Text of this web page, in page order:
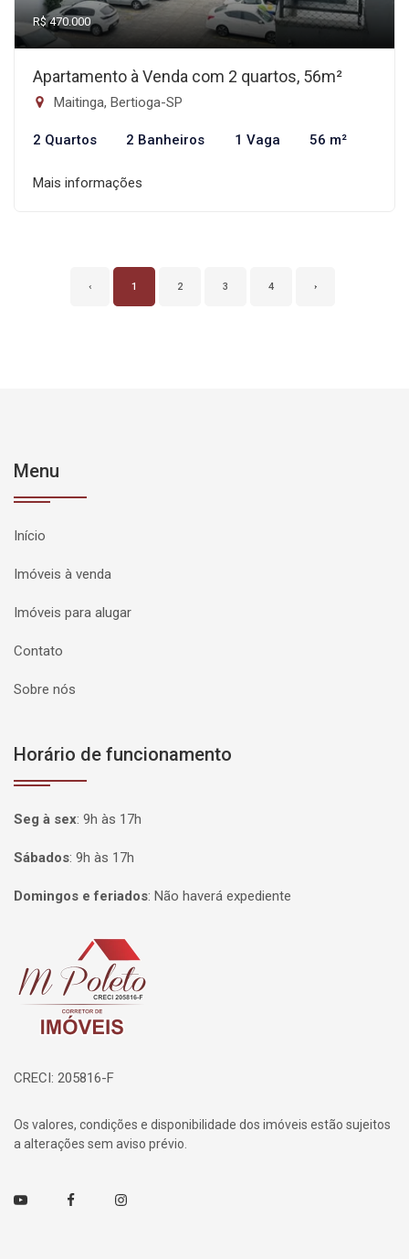
R$ 470.000
Apartamento à Venda com 2 quartos, 56m²
Maitinga, Bertioga-SP
2 Quartos 2 Banheiros 1 Vaga 56 m²
Mais informações
‹ 1 2 3 4 ›
Menu
Início
Imóveis à venda
Imóveis para alugar
Contato
Sobre nós
Horário de funcionamento
Seg à sex: 9h às 17h
Sábados: 9h às 17h
Domingos e feriados: Não haverá expediente
Página inicial
CRECI: 205816-F
Os valores, condições e disponibilidade dos imóveis estão sujeitos
a alterações sem aviso prévio.
Youtube FacebookInstagram